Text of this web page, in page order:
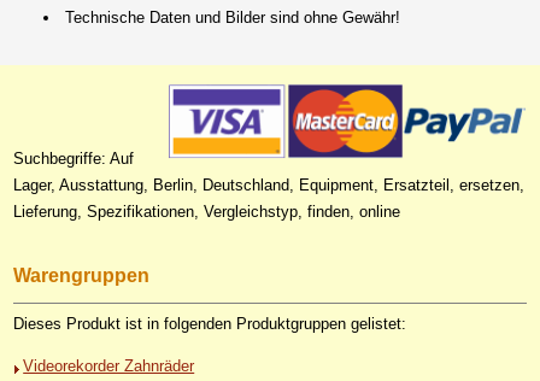
Technische Daten und Bilder sind ohne Gewähr!
Suchbegriffe: Auf
Lager, Ausstattung, Berlin, Deutschland, Equipment, Ersatzteil, ersetzen,
Lieferung, Spezifikationen, Vergleichstyp, finden, online
Warengruppen
Dieses Produkt ist in folgenden Produktgruppen gelistet:
Videorekorder Zahnräder